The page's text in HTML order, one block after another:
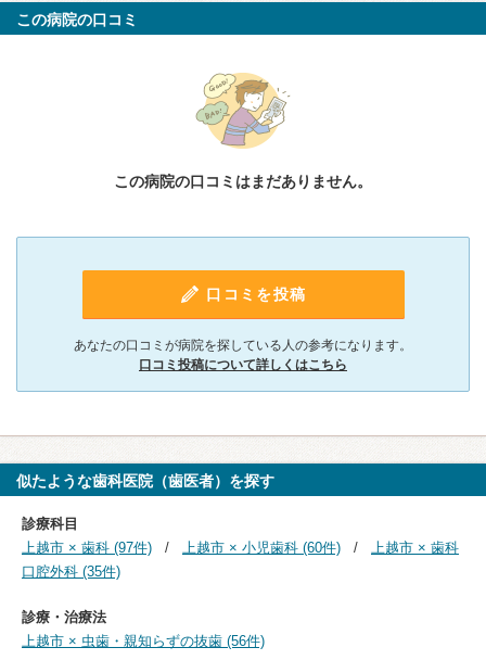
この病院の口コミ
この病院の口コミはまだありません。
口コミを投稿
あなたの口コミが病院を探している人の参考になります。
口コミ投稿について詳しくはこちら
似たような歯科医院（歯医者）を探す
診療科目
上越市 × 歯科 (97件)
上越市 × 小児歯科 (60件)
上越市 × 歯科
口腔外科 (35件)
診療・治療法
上越市 × 虫歯・親知らずの抜歯 (56件)